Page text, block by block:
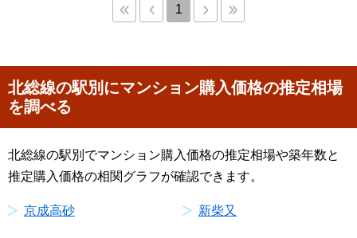
1
北総線の駅別にマンション購入価格の推定相場
を調べる
北総線の駅別でマンション購入価格の推定相場や築年数と
推定購入価格の相関グラフが確認できます。
京成高砂 新柴又